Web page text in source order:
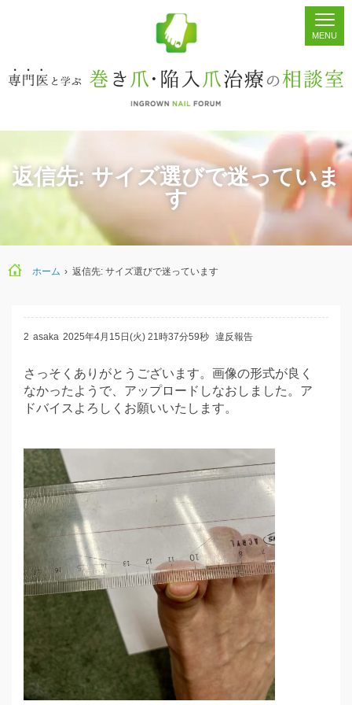
ホーム シェア 掲示板 検索
返信先: サイズ選びで迷っていま
す
ホーム › 返信先: サイズ選びで迷っています
2 asaka 2025年4月15日(火) 21時37分59秒 違反報告
さっそくありがとうございます。画像の形式が良く
なかったようで、アップロードしなおしました。ア
ドバイスよろしくお願いいたします。